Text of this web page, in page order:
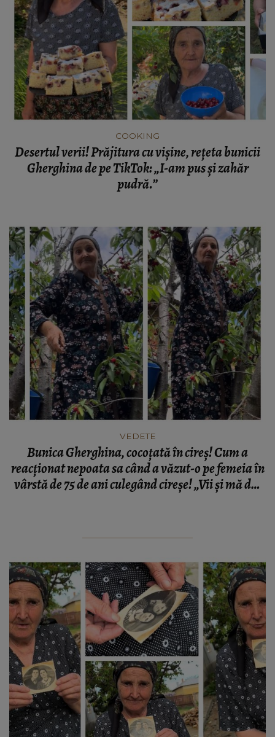
COOKING
Desertul verii! Prăjitura cu vișine, rețeta bunicii
Gherghina de pe TikTok: „I-am pus și zahăr
pudră.”
VEDETE
Bunica Gherghina, cocoțată în cireș! Cum a
reacționat nepoata sa când a văzut-o pe femeia în
vârstă de 75 de ani culegând cireșe! „Vii și mă dai